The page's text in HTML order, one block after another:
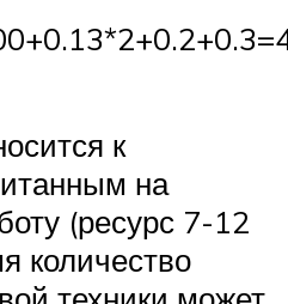
к
на
(ресурс 7-12
количество